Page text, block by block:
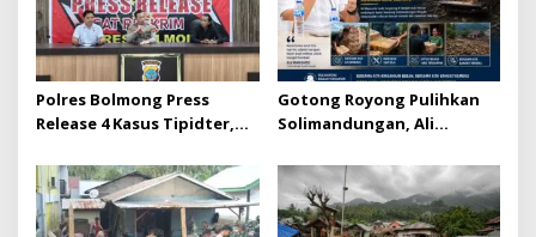
Polres Bolmong Press
Release 4 Kasus Tipidter,
Gotong Royong Pulihkan
Solimandungan, Ali
Bantuan Langsung